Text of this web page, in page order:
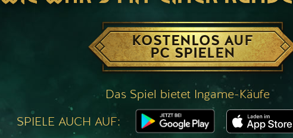
KOSTENLOS AUF
PC SPIELEN
Das Spiel bietet Ingame-Käufe
SPIELE AUCH AUF: